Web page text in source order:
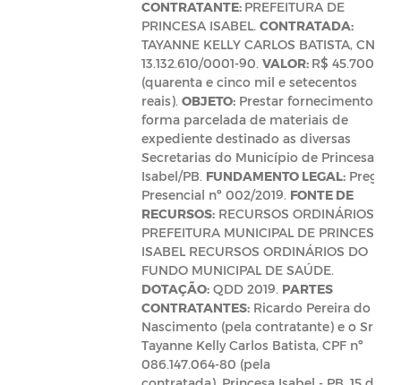
CONTRATANTE: PREFEITURA DE
PRINCESA ISABEL. CONTRATADA:
TAYANNE KELLY CARLOS BATISTA, CNPJ:
13.132.610/0001-90. VALOR: R$ 45.700,00
(quarenta e cinco mil e setecentos
reais). OBJETO:Prestar fornecimento de
forma parcelada de materiais de
expediente destinado as diversas
Secretarias do Município de Princesa
Isabel/PB. FUNDAMENTO LEGAL:Pregão
Presencial nº 002/2019. FONTE DE
RECURSOS:RECURSOS ORDINÁRIOS DA
PREFEITURA MUNICIPAL DE PRINCESA
ISABEL RECURSOS ORDINÁRIOS DO
FUNDO MUNICIPAL DE SAÚDE.
DOTAÇÃO:QDD 2019. PARTES
CONTRATANTES:Ricardo Pereira do
Nascimento (pela contratante) e o Sr.
Tayanne Kelly Carlos Batista, CPF nº
086.147.064-80 (pela